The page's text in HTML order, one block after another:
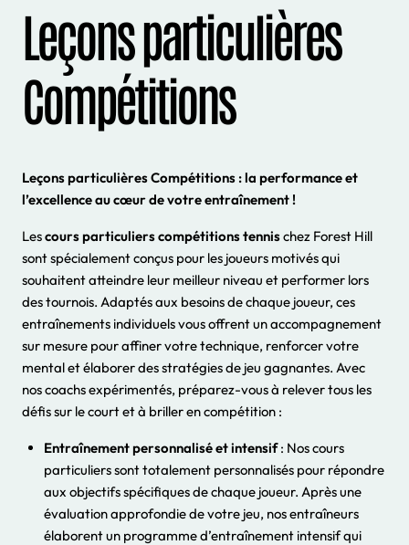
Leçons particulières
Compétitions
Leçons particulières Compétitions : la performance et
l’excellence au cœur de votre entraînement !
Lescours particuliers compétitions tennischez Forest Hill
sont spécialement conçus pour les joueurs motivés qui
souhaitent atteindre leur meilleur niveau et performer lors
des tournois. Adaptés aux besoins de chaque joueur, ces
entraînements individuels vous offrent un accompagnement
sur mesure pour affiner votre technique, renforcer votre
mental et élaborer des stratégies de jeu gagnantes. Avec
nos coachs expérimentés, préparez-vous à relever tous les
défis sur le court et à briller en compétition :
Entraînement personnalisé et intensif: Nos cours
particuliers sont totalement personnalisés pour répondre
aux objectifs spécifiques de chaque joueur. Après une
évaluation approfondie de votre jeu, nos entraîneurs
élaborent un programme d’entraînement intensif qui